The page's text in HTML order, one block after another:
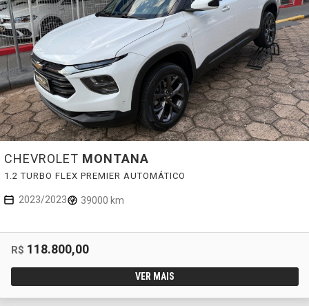
CHEVROLET MONTANA
1.2 TURBO FLEX PREMIER AUTOMÁTICO
2023/2023 39000 km
R$ 118.800,00
VER MAIS